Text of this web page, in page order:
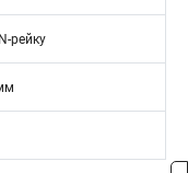
рейку